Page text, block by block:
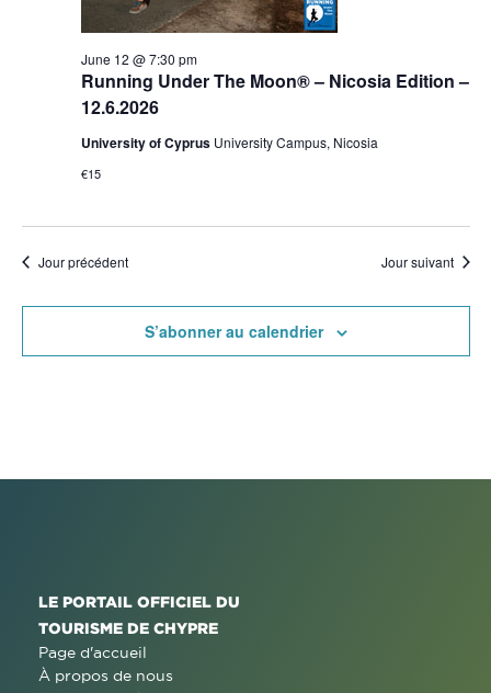
Running Under The Moon® – Nicosia Edition –
12.6.2026
June 12 @ 7:30 pm
University of Cyprus University Campus, Nicosia
€15
Jour précédent Jour suivant
S’abonner au calendrier
LE PORTAIL OFFICIEL DU
TOURISME DE CHYPRE
Page d'accueil
À propos de nous